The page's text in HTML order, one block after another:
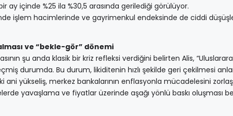
bir ay içinde %25 ila %30,5 arasında gerilediği görülüyor.
işlem hacimlerinde ve gayrimenkul endeksinde de ciddi
ve “bekle-gör” dönemi
şu anda klasik bir kriz refleksi verdiğini belirten Alis,
durumda. Bu durum, likiditenin hızlı şekilde geri çekilmesi
ani yükseliş, merkez bankalarının enflasyonla mücadelesini
yavaşlama ve fiyatlar üzerinde aşağı yönlü baskı oluşması